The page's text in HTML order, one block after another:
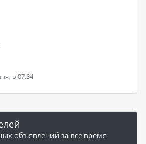
в 07:34
объявлений за всё время